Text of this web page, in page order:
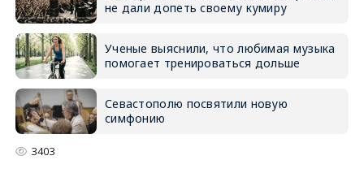
не дали допеть своему кумиру
Ученые выяснили, что любимая музыка
помогает тренироваться дольше
Севастополю посвятили новую
симфонию
3403